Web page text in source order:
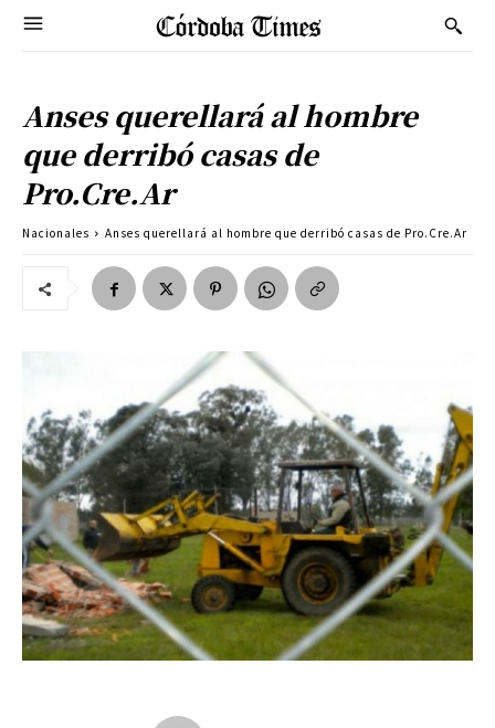
Anses querellará al hombre
que derribó casas de
Pro.Cre.Ar
Nacionales Anses querellará al hombre que derribó casas de Pro.Cre.Ar